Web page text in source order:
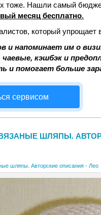
тоже. Нашли самый
месяц бесплатно.
который упрощает
и напоминает им о
чаевые, кэшбэк и
и помогает больше
сервисом
ШЛЯПЫ.
шляпы. Авторские описания - Лео